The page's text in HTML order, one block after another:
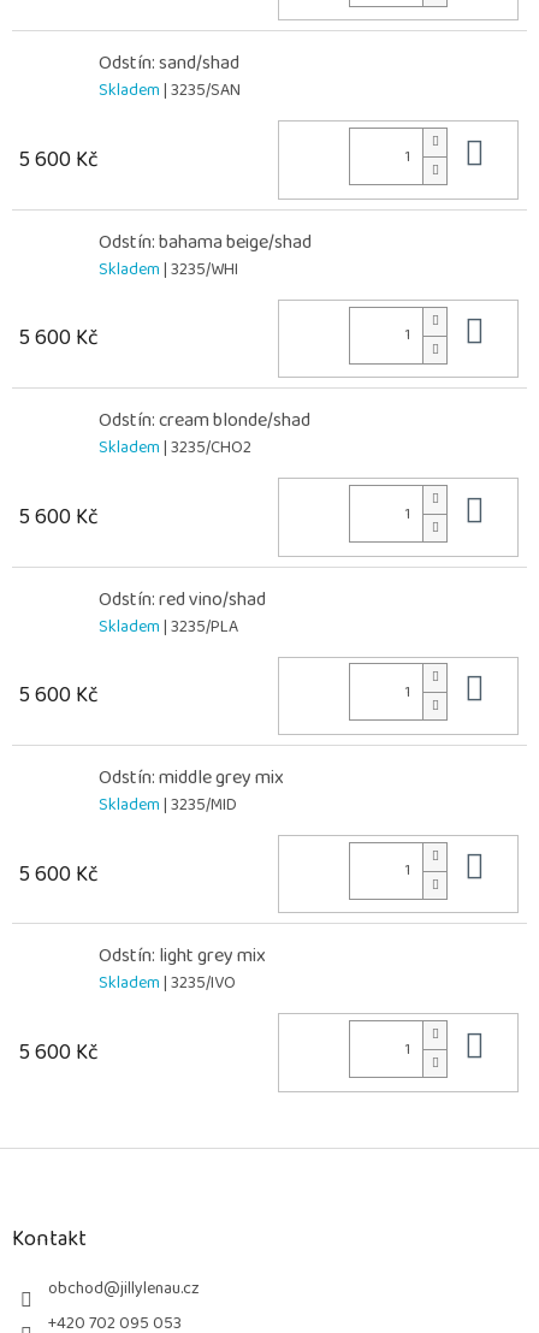
Odstín: sand/shad
Skladem| 3235/SAN
5 600 Kč
Odstín: bahama beige/shad
Skladem| 3235/WHI
5 600 Kč
Odstín: cream blonde/shad
Skladem| 3235/CHO2
5 600 Kč
Odstín: red vino/shad
Skladem| 3235/PLA
5 600 Kč
Odstín: middle grey mix
Skladem| 3235/MID
5 600 Kč
Odstín: light grey mix
Skladem| 3235/IVO
5 600 Kč
Z
Kontakt
obchod@jillylenau.cz
+420 702 095 053